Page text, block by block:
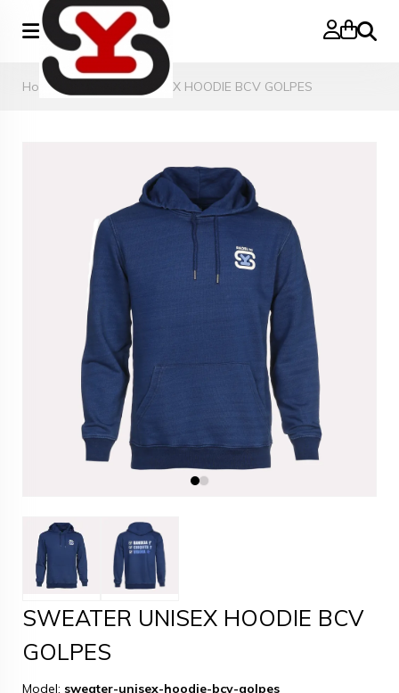
Zoeken
Home SWEATER UNISEX HOODIE BCV GOLPES
SWEATER UNISEX HOODIE BCV
GOLPES
Model: sweater-unisex-hoodie-bcv-golpes